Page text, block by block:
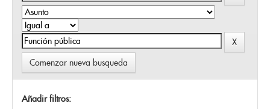
Comenzar nueva busqueda
Añadir filtros: